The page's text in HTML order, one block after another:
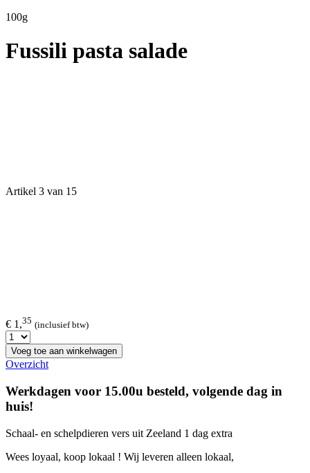
100g
Fussili pasta salade
Artikel 3 van 15
€ 1,35 (inclusief btw)
Voeg toe aan winkelwagen
Overzicht
Werkdagen voor 15.00u besteld, volgende dag in
huis!
Schaal- en schelpdieren vers uit Zeeland 1 dag extra
Wees loyaal, koop lokaal ! Wij leveren alleen lokaal,